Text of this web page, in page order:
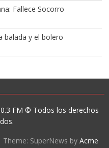
Fallece Socorro
balada y el bolero
FM © Todos los derechos
Theme: SuperNews byAcme